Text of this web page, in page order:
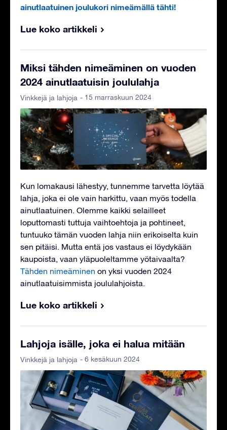
ainutlaatuinen joulukori nimeämällä tähti!
Lue koko artikkeli
Miksi tähden nimeäminen on vuoden
2024 ainutlaatuisin joululahja
Vinkkejä ja lahjoja - 15 marraskuun 2024
Kun lomakausi lähestyy, tunnemme tarvetta löytää
lahja, joka ei ole vain harkittu, vaan myös todella
ainutlaatuinen. Olemme kaikki selailleet
loputtomasti tuttuja vaihtoehtoja ja pohtineet,
tuntuuko tämän vuoden lahja niin erikoiselta kuin
sen pitäisi. Mutta entä jos vastaus ei löydykään
kaupoista, vaan yläpuoleltamme yötaivaalta?
Tähden nimeäminen on yksi vuoden 2024
ainutlaatuisimmista joululahjoista.
Lue koko artikkeli
Lahjoja isälle, joka ei halua mitään
Vinkkejä ja lahjoja - 6 kesäkuun 2024